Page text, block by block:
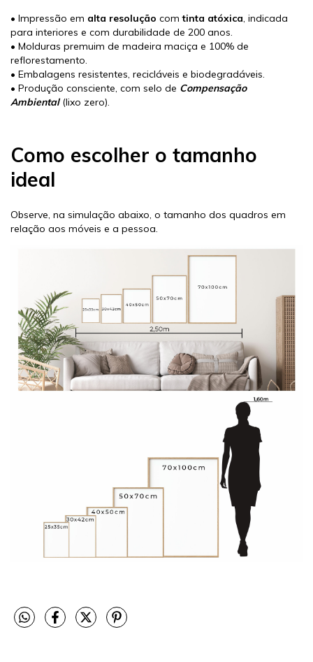
• Impressão em alta resolução comtinta atóxica, indicada
para interiores e com durabilidade de 200 anos.
• Molduras premuim de madeira maciça e 100% de
reflorestamento.
• Embalagens resistentes, recicláveis e biodegradáveis.
• Produção consciente, com selo de Compensação
Ambiental(lixo zero).
Como escolher o tamanho
ideal
Observe, na simulação abaixo, o tamanho dos quadros em
relação aos móveis e a pessoa.